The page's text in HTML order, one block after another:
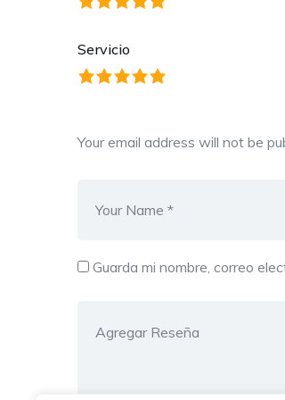
Servicio
Your email address will not be
Guarda mi nombre, correo